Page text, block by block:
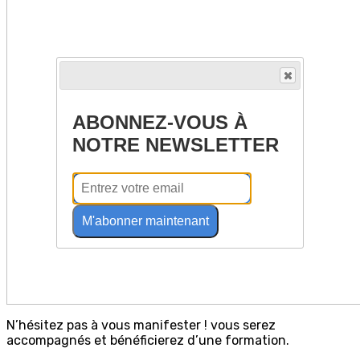
N’hésitez pas à vous manifester ! vous serez
accompagnés et bénéficierez d’une formation.
ABONNEZ-VOUS À
NOTRE NEWSLETTER
M'abonner maintenant